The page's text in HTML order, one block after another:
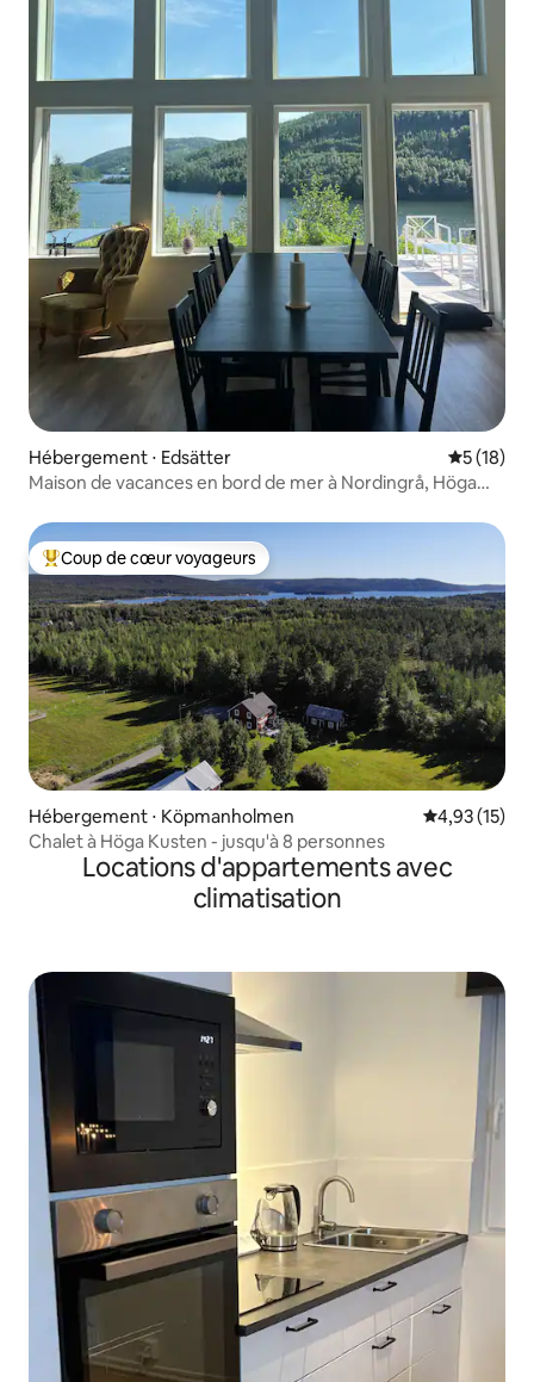
Hébergement ⋅ Edsätter
5 (18)
Maison de vacances en bord de mer à Nordingrå, Höga
Coups de cœur voyageurs les plus appréciés
Coup de cœur voyageurs
Hébergement ⋅ Köpmanholmen Évaluation
4,93 (15)
Chalet à Höga Kusten - jusqu'à 8 personnes
Locations d'appartements avec
climatisation